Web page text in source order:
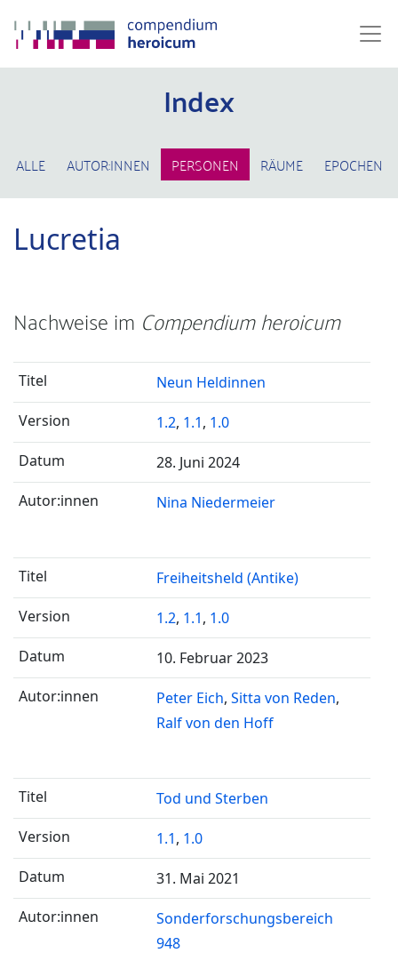
Index
ALLE AUTOR:INNEN PERSONEN RÄUME EPOCHEN
Lucretia
Nachweise im Compendium heroicum
Neun Heldinnen
1.2, 1.1, 1.0
28. Juni 2024
Nina Niedermeier
Freiheitsheld (Antike)
1.2, 1.1, 1.0
10. Februar 2023
Peter Eich Sitta von Reden
Ralf von den Hoff
Tod und Sterben
1.1, 1.0
31. Mai 2021
Sonderforschungsbereich
948